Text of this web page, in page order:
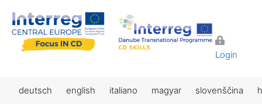
Login
deutsch english italiano magyar slovenščina